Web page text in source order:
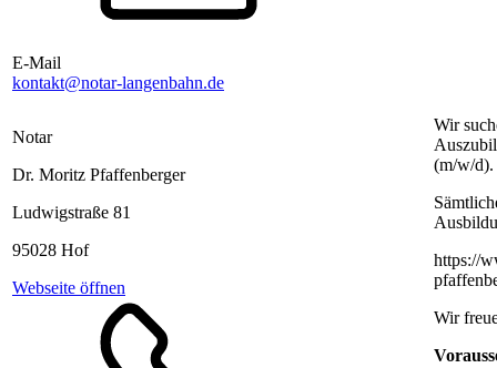
E-Mail
kontakt@notar-langenbahn.de
Notar
Dr. Moritz Pfaffenberger
Ludwigstraße 81
95028 Hof
Webseite öffnen
Wir
(m/w/d).
https://
Wir